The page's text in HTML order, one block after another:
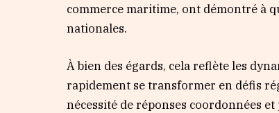
commerce maritime, ont démontré à
nationales.
À bien des égards, cela reflète les
rapidement se transformer en défis
nécessité de réponses coordonnées